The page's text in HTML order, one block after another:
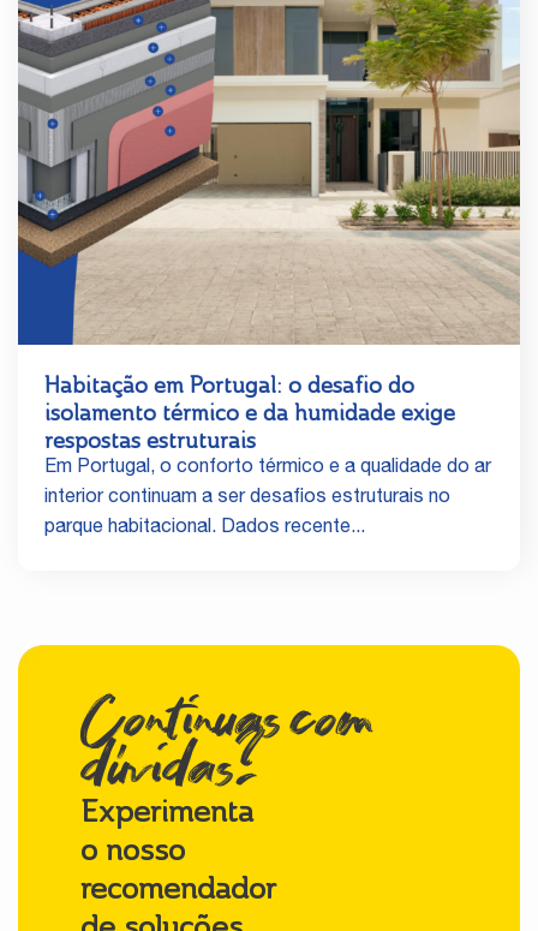
Habitação em Portugal: o desafio do
isolamento térmico e da humidade exige
respostas estruturais
Em Portugal, o conforto térmico e a qualidade do ar
interior continuam a ser desafios estruturais no
parque habitacional. Dados recente...
Continuas com
dúvidas?
Experimenta
o nosso
recomendador